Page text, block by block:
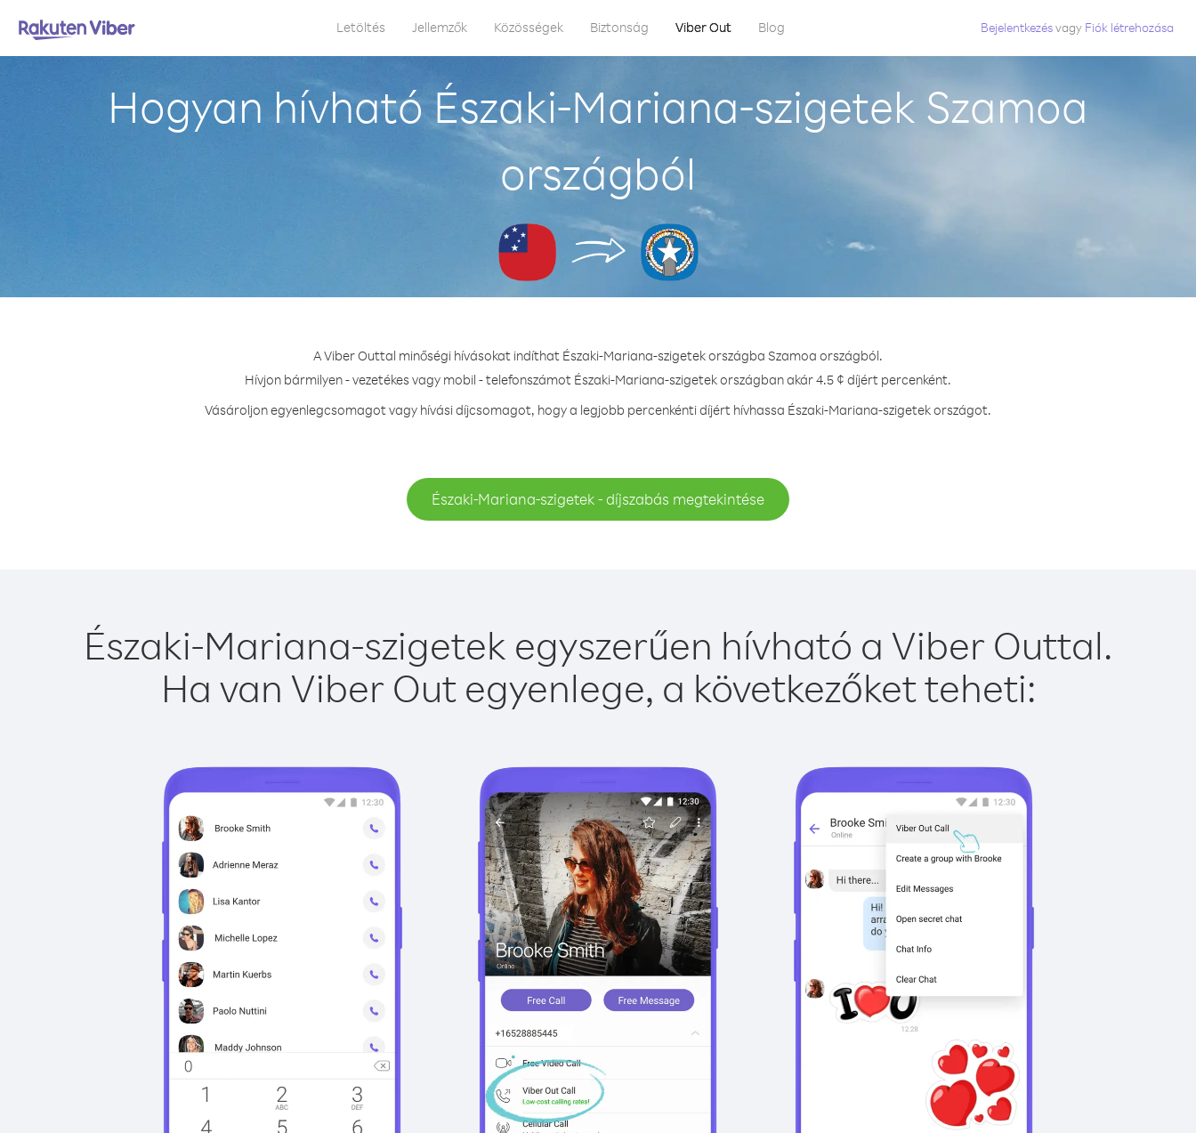
Letöltés Jellemzők Közösségek Biztonság Viber Out Blog Bejelentkezésvagy Fiók létrehozása
Hogyan hívható Északi-Mariana-szigetek Szamoa
országból
A Viber Outtal minőségi hívásokat indíthat Északi-Mariana-szigetek országba Szamoa országból.
Hívjon bármilyen - vezetékes vagy mobil - telefonszámot Északi-Mariana-szigetek országban akár 4.5 ¢ díjért percenként.
Vásároljon egyenlegcsomagot vagy hívási díjcsomagot, hogy a legjobb percenkénti díjért hívhassa Északi-Mariana-szigetek országot.
Északi-Mariana-szigetek - díjszabás megtekintése
Északi-Mariana-szigetek egyszerűen hívható a Viber Outtal.
Ha van Viber Out egyenlege, a következőket teheti: